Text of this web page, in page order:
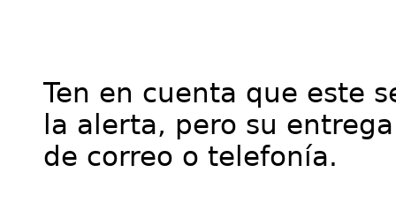
Ten en cuenta que este
la alerta, pero su
de correo o telefonía.